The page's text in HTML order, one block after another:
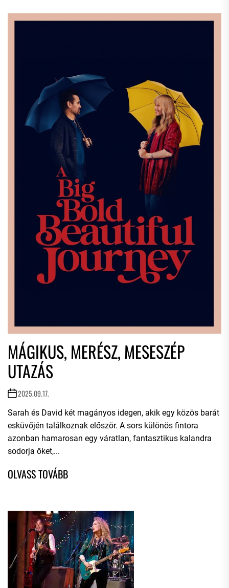
MÁGIKUS, MERÉSZ, MESESZÉP
UTAZÁS
2025.09.17.
Sarah és David két magányos idegen, akik egy közös barát
esküvőjén találkoznak először. A sors különös fintora
azonban hamarosan egy váratlan, fantasztikus kalandra
sodorja őket,...